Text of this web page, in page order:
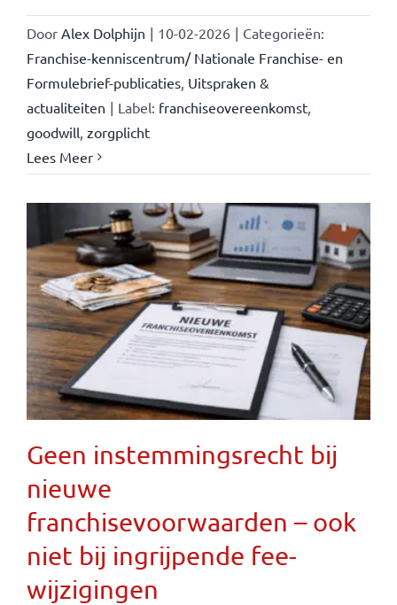
Door Alex Dolphijn | 10-02-2026 | Categorieën:
Franchise-kenniscentrum/ Nationale Franchise- en
Formulebrief-publicaties, Uitspraken &
actualiteiten | Label: franchiseovereenkomst,
goodwill zorgplicht
Lees Meer
Geen instemmingsrecht bij
nieuwe
franchisevoorwaarden – ook
niet bij ingrijpende fee-
wijzigingen